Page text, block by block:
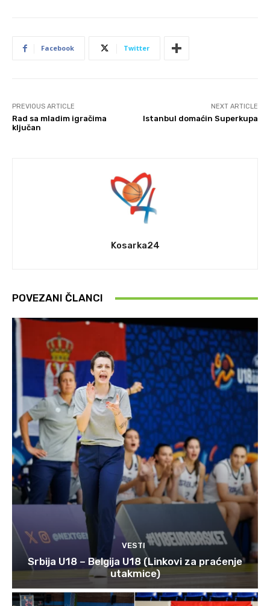
Facebook Twitter
PREVIOUS ARTICLE
Rad sa mladim igračima
ključan
NEXT ARTICLE
Istanbul domaćin Superkupa
Kosarka24
POVEZANI ČLANCI
VESTI
Srbija U18 – Belgija U18 (Linkovi za praćenje
utakmice)